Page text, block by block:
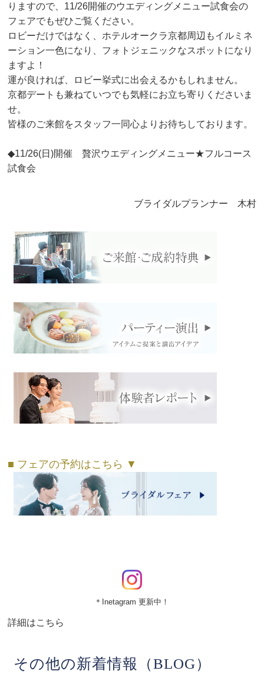
りますので、11/26開催のウエディングメニュー試食会の
フェアでもぜひご覧ください。
ロビーだけではなく、ホテルオークラ京都周辺もイルミネ
ーション一色になり、フォトジェニックなスポットになり
ますよ！
運が良ければ、ロビー挙式に出会えるかもしれません。
京都デートも兼ねていつでも気軽にお立ち寄りくださいま
せ。
皆様のご来館をスタッフ一同心よりお待ちしております。
◆11/26(日)開催 贅沢ウエディングメニュー★フルコース
試食会
ブライダルプランナー 木村
■ フェアの予約はこちら ▼
＊Inetagram 更新中！
詳細はこちら
その他の新着情報（BLOG）